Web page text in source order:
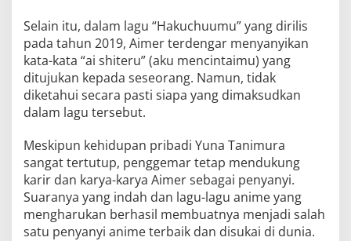
Selain itu, dalam lagu “Hakuchuumu” yang dirilis
pada tahun 2019, Aimer terdengar menyanyikan
kata-kata “ai shiteru” (aku mencintaimu) yang
ditujukan kepada seseorang. Namun, tidak
diketahui secara pasti siapa yang dimaksudkan
dalam lagu tersebut.
Meskipun kehidupan pribadi Yuna Tanimura
sangat tertutup, penggemar tetap mendukung
karir dan karya-karya Aimer sebagai penyanyi.
Suaranya yang indah dan lagu-lagu anime yang
mengharukan berhasil membuatnya menjadi salah
satu penyanyi anime terbaik dan disukai di dunia.